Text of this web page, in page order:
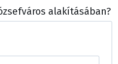
alakításában?